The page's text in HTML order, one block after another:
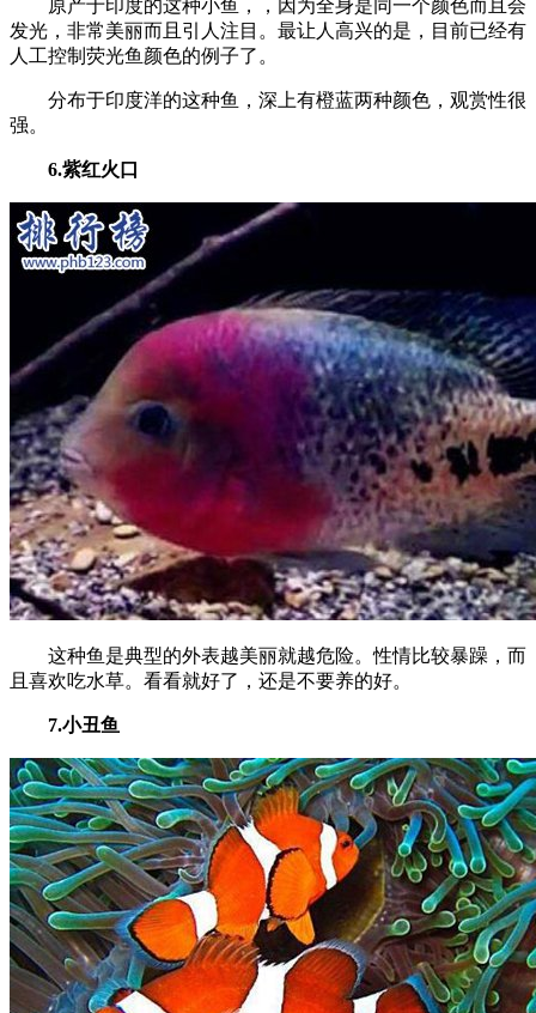
原产于印度的这种小鱼，，因为全身是同一个颜色而且会
发光，非常美丽而且引人注目。最让人高兴的是，目前已经有
人工控制荧光鱼颜色的例子了。
分布于印度洋的这种鱼，深上有橙蓝两种颜色，观赏性很
强。
6.紫红火口
这种鱼是典型的外表越美丽就越危险。性情比较暴躁，而
且喜欢吃水草。看看就好了，还是不要养的好。
7.小丑鱼